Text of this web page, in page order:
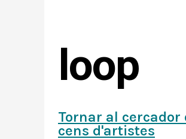
loop
Tornar al cercador
cens d'artistes